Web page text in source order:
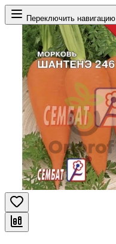
Переключить навигацию